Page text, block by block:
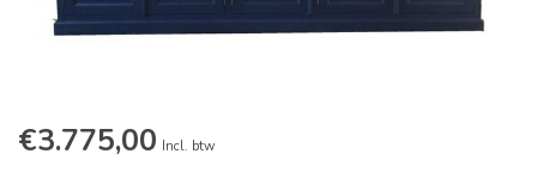
€3.775,00 Incl. btw